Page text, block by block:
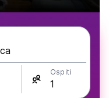
Ospiti